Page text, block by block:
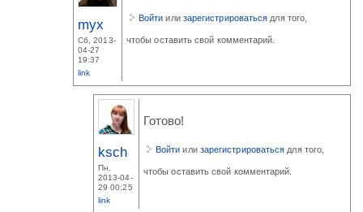
myx
Сб, 2013-
04-27
19:37
link
Войти или зарегистрироваться для того,
чтобы оставить свой комментарий.
ksch
Пн,
2013-04-
29 00:25
link
Готово!
Войти или зарегистрироваться для того,
чтобы оставить свой комментарий.